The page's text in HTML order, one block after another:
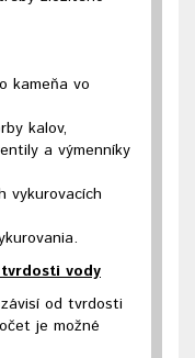
kameňa vo
kalov,
a výmenníky
vykurovacích
vody
od tvrdosti
je možné